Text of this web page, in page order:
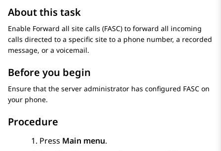
About this task
Enable Forward all site calls (FASC) to forward all incoming
calls directed to a specific site to a phone number, a recorded
message, or a voicemail.
Before you begin
Ensure that the server administrator has configured FASC on
your phone.
Procedure
Press Main menu.